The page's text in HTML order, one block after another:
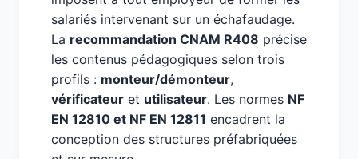
salariés intervenant sur un échafaudage.
La recommandation CNAM R408 précise
les contenus pédagogiques selon trois
profils : monteur/démonteur,
vérificateur et utilisateur. Les normes NF
EN 12810 et NF EN 12811 encadrent la
conception des structures préfabriquées